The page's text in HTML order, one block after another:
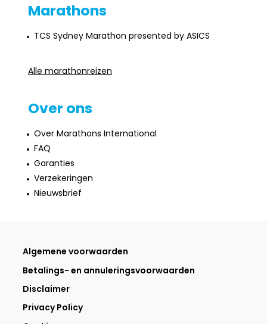
Marathons
TCS Sydney Marathon presented by ASICS
Alle marathonreizen
Over ons
Over Marathons International
FAQ
Garanties
Verzekeringen
Nieuwsbrief
Algemene voorwaarden
Betalings- en annuleringsvoorwaarden
Disclaimer
Privacy Policy